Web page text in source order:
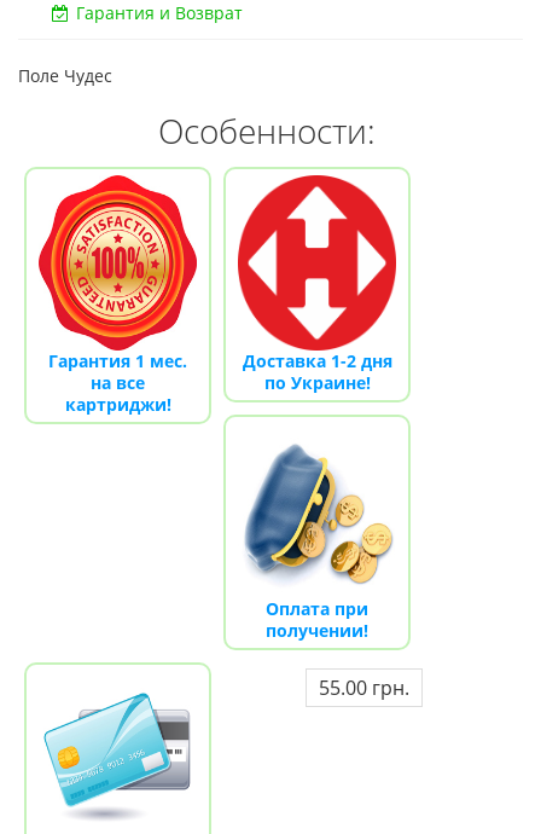
Гарантия и Возврат
Поле Чудес
Особенности:
Гарантия 1 мес.
на все
картриджи!
Доставка 1-2 дня
по Украине!
Оплата при
получении!
55.00 грн.